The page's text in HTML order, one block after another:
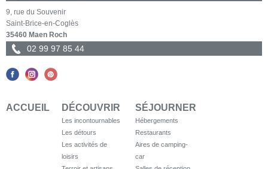
9, rue du Souvenir
Saint-Brice-en-Coglès
35460 Maen Roch
02 99 97 85 44
ACCUEIL DÉCOUVRIR
Les incontournables
Les détours
Les activités de
loisirs
SÉJOURNER
Hébergements
Restaurants
Aires de camping-
car